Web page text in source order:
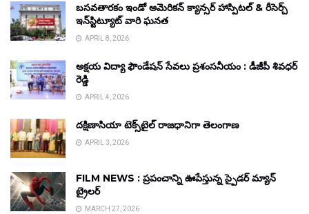
బసవతారకం ఇండో అమెరికన్ క్యాన్సర్ హాస్పిటల్ & రీసెర్చ్
ఇన్‌స్టిట్యూట్ వారి ఘనత
APRIL 8, 2026
అక్షయ విద్యా ఫౌండేషన్ సేవలు ప్రశంసనీయం : డీజీపీ శివధర్
రెడ్డి
APRIL 4, 2026
దక్షిణాసియా టెక్స్‌టైల్ రాజధానిగా తెలంగాణ
APRIL 3, 2026
FILM NEWS : ప్రపంచాన్ని ఊపేస్తున్న స్పైడర్ మ్యాన్
ట్రైలర్
MARCH 27, 2026